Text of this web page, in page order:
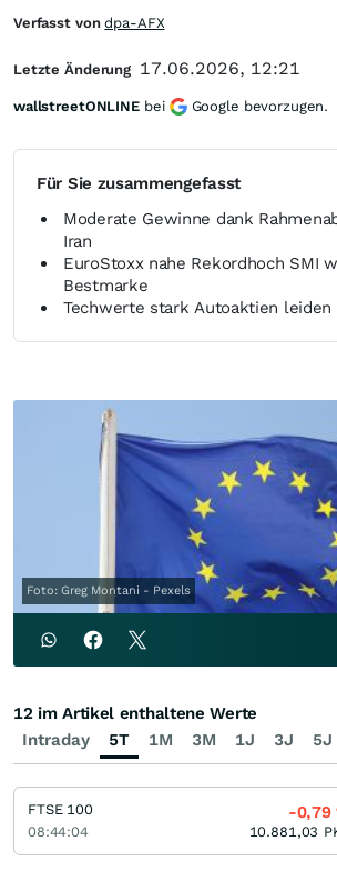
Für Sie zusammengefasst
Moderate Gewinne dank
Iran
EuroStoxx nahe Rekordhoch SMI
Bestmarke
Techwerte stark Autoaktien leiden
Foto: Greg Montani - Pexels
Verfasst vondpa-AFX
Letzte Änderung 17.06.2026, 12:21
wallstreetONLINE bei Google bevorzugen.
Intraday 5T 1M 3M 1J 3J 5J
12 im Artikel enthaltene Werte
FTSE 100
08:44:04
-0,79
10.881,03